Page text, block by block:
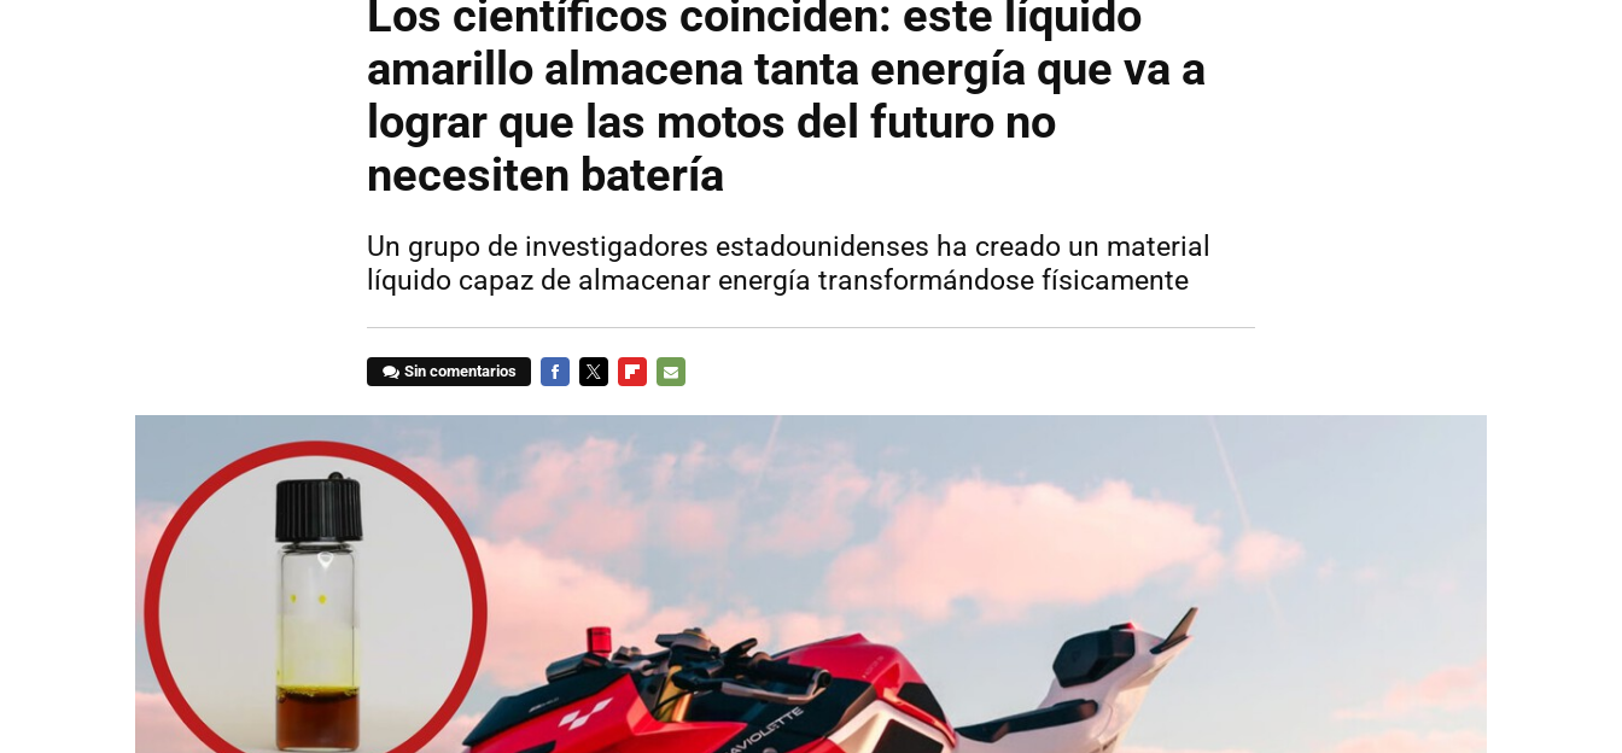
Los científicos coinciden: este líquido
amarillo almacena tanta energía que va a
lograr que las motos del futuro no
necesiten batería
Un grupo de investigadores estadounidenses ha creado un material
líquido capaz de almacenar energía transformándose físicamente
Sin comentarios